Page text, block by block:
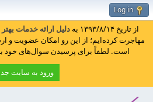
Log in
از تاریخ ۱۳۹۳/۸/۱۴ به دلیل ارائه خدمات بهتر
مهاجرت کرده‌ایم؛ از این رو امکان عضویت و
است. لطفاً برای پرسیدن سوال‌های خود
ورود به سایت